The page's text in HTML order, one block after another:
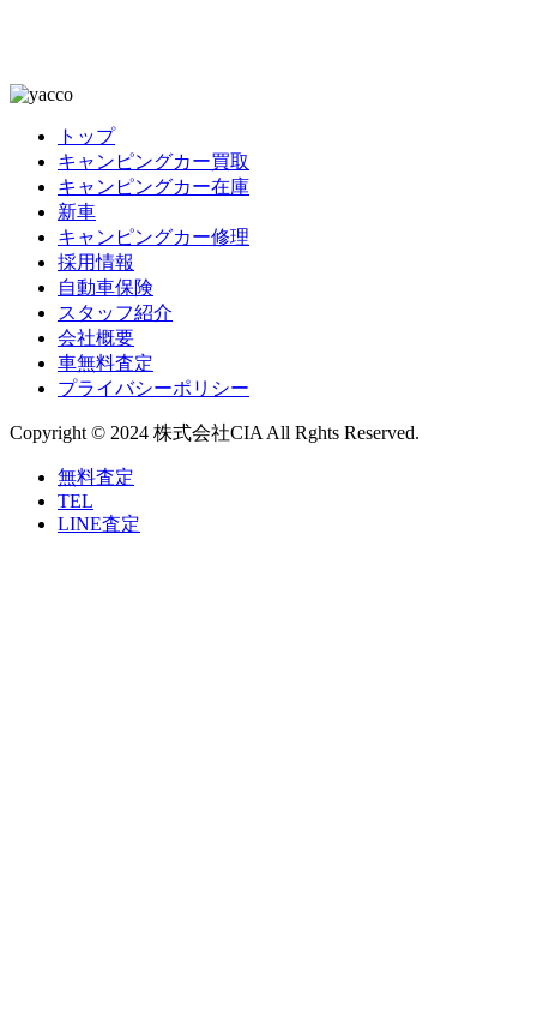
トップ
キャンピングカー買取
キャンピングカー在庫
新車
キャンピングカー修理
採用情報
自動車保険
スタッフ紹介
会社概要
車無料査定
プライバシーポリシー
Copyright © 2024 株式会社CIA All Rghts Reserved.
無料査定
TEL
LINE査定